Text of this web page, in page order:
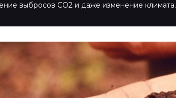
выбросов СО2 и даже изменение климата.